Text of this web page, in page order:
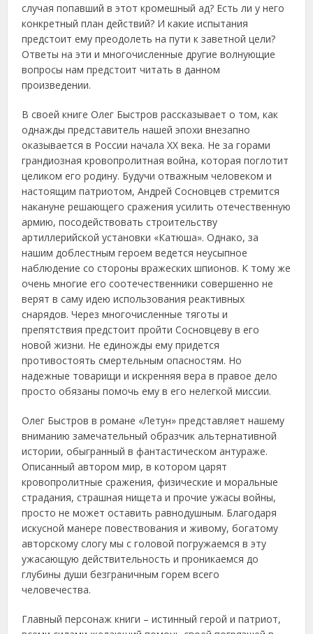
случая попавший в этот кромешный ад? Есть ли у него
конкретный план действий? И какие испытания
предстоит ему преодолеть на пути к заветной цели?
Ответы на эти и многочисленные другие волнующие
вопросы нам предстоит читать в данном
произведении.
В своей книге Олег Быстров рассказывает о том, как
однажды представитель нашей эпохи внезапно
оказывается в России начала ХХ века. Не за горами
грандиозная кровопролитная война, которая поглотит
целиком его родину. Будучи отважным человеком и
настоящим патриотом, Андрей Сосновцев стремится
накануне решающего сражения усилить отечественную
армию, посодействовать строительству
артиллерийской установки «Катюша». Однако, за
нашим доблестным героем ведется неусыпное
наблюдение со стороны вражеских шпионов. К тому же
очень многие его соотечественники совершенно не
верят в саму идею использования реактивных
снарядов. Через многочисленные тяготы и
препятствия предстоит пройти Сосновцеву в его
новой жизни. Не единожды ему придется
противостоять смертельным опасностям. Но
надежные товарищи и искренняя вера в правое дело
просто обязаны помочь ему в его нелегкой миссии.
Олег Быстров в романе «Летун» представляет нашему
вниманию замечательный образчик альтернативной
истории, обыгранный в фантастическом антураже.
Описанный автором мир, в котором царят
кровопролитные сражения, физические и моральные
страдания, страшная нищета и прочие ужасы войны,
просто не может оставить равнодушным. Благодаря
искусной манере повествования и живому, богатому
авторскому слогу мы с головой погружаемся в эту
ужасающую действительность и проникаемся до
глубины души безграничным горем всего
человечества.
Главный персонаж книги – истинный герой и патриот,